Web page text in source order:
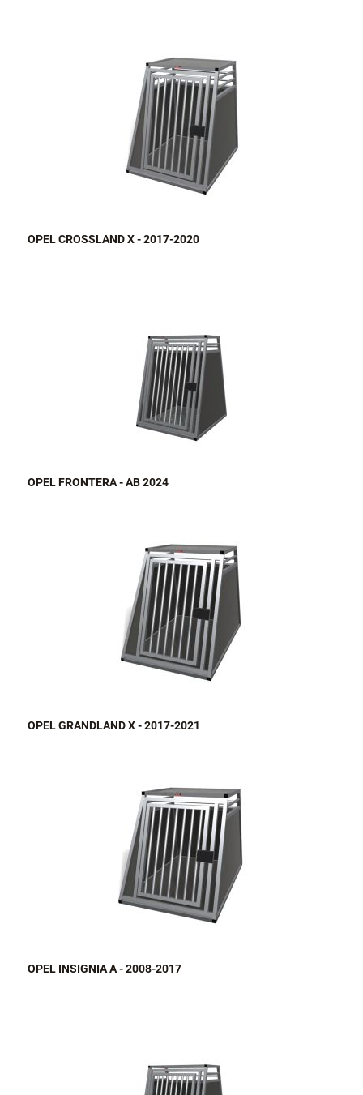
OPEL CROSSLAND X - 2017-2020
OPEL FRONTERA - AB 2024
OPEL GRANDLAND X - 2017-2021
OPEL INSIGNIA A - 2008-2017